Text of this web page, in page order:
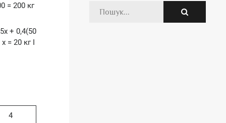
= 200 кг
+ 0,4(50
= 20 кг І
4